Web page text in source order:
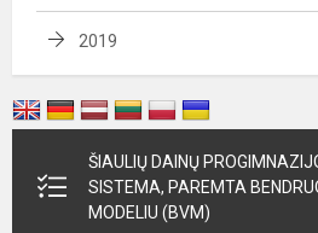
2019
ŠIAULIŲ DAINŲ
SISTEMA, PAREMTA
MODELIU (BVM)